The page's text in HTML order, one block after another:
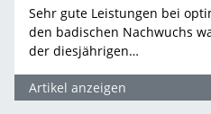
Sehr gute Leistungen bei
den badischen Nachwuchs
der diesjährigen…
Artikel anzeigen